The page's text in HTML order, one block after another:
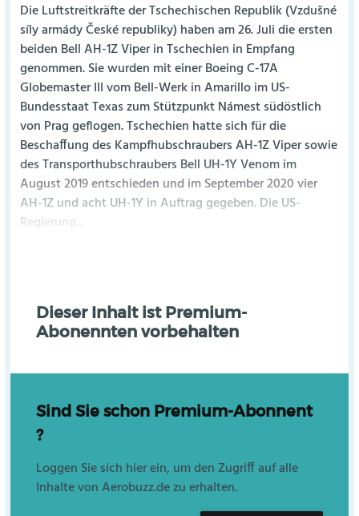
Die Luftstreitkräfte der Tschechischen Republik (Vzdušné
síly armády České republiky) haben am 26. Juli die ersten
beiden Bell AH-1Z Viper in Tschechien in Empfang
genommen. Sie wurden mit einer Boeing C-17A
Globemaster III vom Bell-Werk in Amarillo im US-
Bundesstaat Texas zum Stützpunkt Námest südöstlich
von Prag geflogen. Tschechien hatte sich für die
Beschaffung des Kampfhubschraubers AH-1Z Viper sowie
des Transporthubschraubers Bell UH-1Y Venom im
August 2019 entschieden und im September 2020 vier
AH-1Z und acht UH-1Y in Auftrag gegeben. Die US-
Regierung...
Dieser Inhalt ist Premium-
Abonennten vorbehalten
Sind Sie schon Premium-Abonnent
?
Loggen Sie sich hier ein, um den Zugriff auf alle
Inhalte von Aerobuzz.de zu erhalten.